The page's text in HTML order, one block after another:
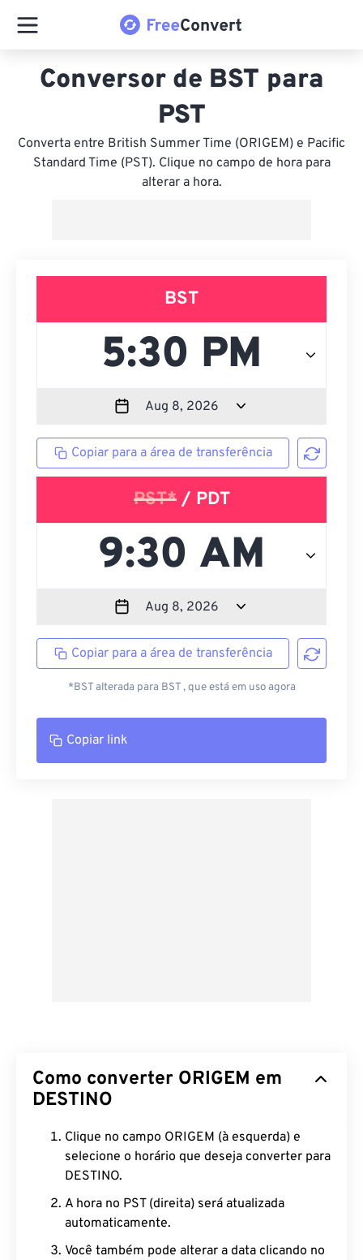
Conversor de BST para
PST
Converta entre British Summer Time (ORIGEM) e Pacific
Standard Time (PST). Clique no campo de hora para
alterar a hora.
BST
Copiar para a área de transferência
PST*/ PDT
Copiar para a área de transferência
*BST alterada para BST , que está em uso agora
Copiar link
Como converter ORIGEM em
DESTINO
Clique no campo ORIGEM (à esquerda) e
selecione o horário que deseja converter para
DESTINO.
A hora no PST (direita) será atualizada
automaticamente.
Você também pode alterar a data clicando no